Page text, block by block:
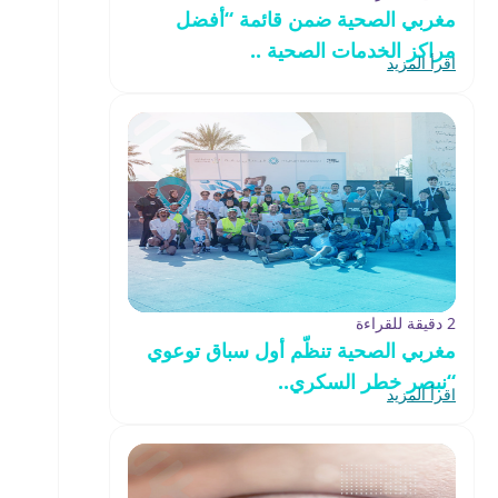
مغربي الصحية ضمن قائمة “أفضل
مراكز الخدمات الصحية ..
اقرأ المزيد
2 دقيقة للقراءة
مغربي الصحية تنظّم أول سباق توعوي
“نبصر خطر السكري..
اقرأ المزيد